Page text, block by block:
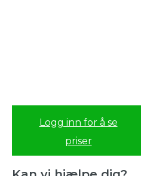
Logg inn for å se
priser